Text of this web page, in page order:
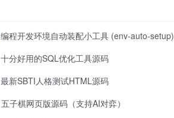
编程开发环境自动装配小工具 (env-auto-setup)
十分好用的SQL优化工具源码
最新SBTI人格测试HTML源码
五子棋网页版源码（支持AI对弈）